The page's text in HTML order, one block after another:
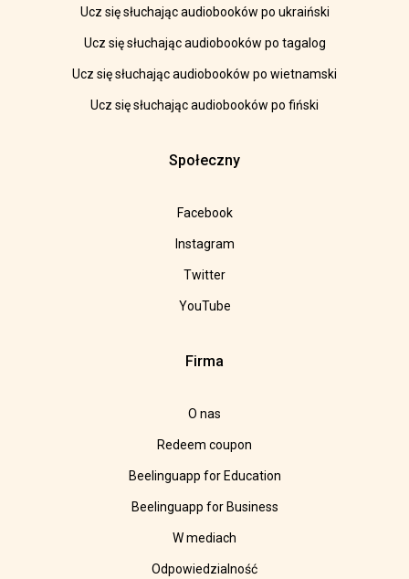
Ucz się słuchając audiobooków po ukraiński
Ucz się słuchając audiobooków po tagalog
Ucz się słuchając audiobooków po wietnamski
Ucz się słuchając audiobooków po fiński
Społeczny
Facebook
Instagram
Twitter
YouTube
Firma
O nas
Redeem coupon
Beelinguapp for Education
Beelinguapp for Business
W mediach
Odpowiedzialność